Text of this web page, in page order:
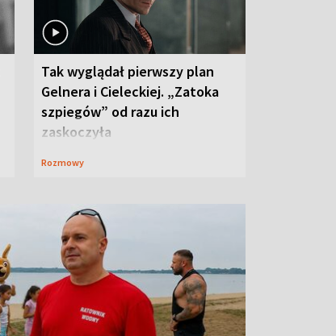
Tak wyglądał pierwszy plan
Gelnera i Cieleckiej. „Zatoka
szpiegów” od razu ich
zaskoczyła
Rozmowy